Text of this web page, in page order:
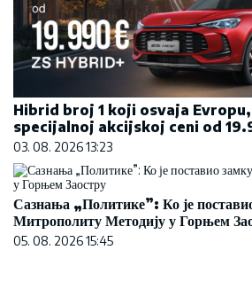
Hibrid broj 1 koji osvaja
specijalnoj akcijskoj ceni od
03. 08. 2026 13:23
Сазнања „Политике”: Ко је
Митрополиту Методију у Горњем
05. 08. 2026 15:45